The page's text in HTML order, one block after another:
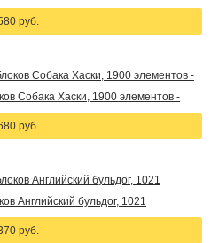
руб.
Собака Хаски, 1900 элементов -
руб.
Английский бульдог, 1021
руб.